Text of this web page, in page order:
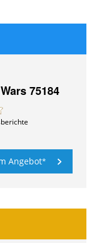
75184
Angebot